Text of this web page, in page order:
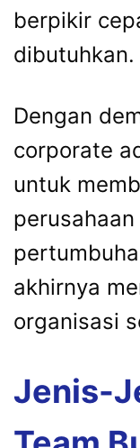
berpikir
dibutuhkan.
Dengan
corporate
untuk
akhirnya
organisasi
Jenis-